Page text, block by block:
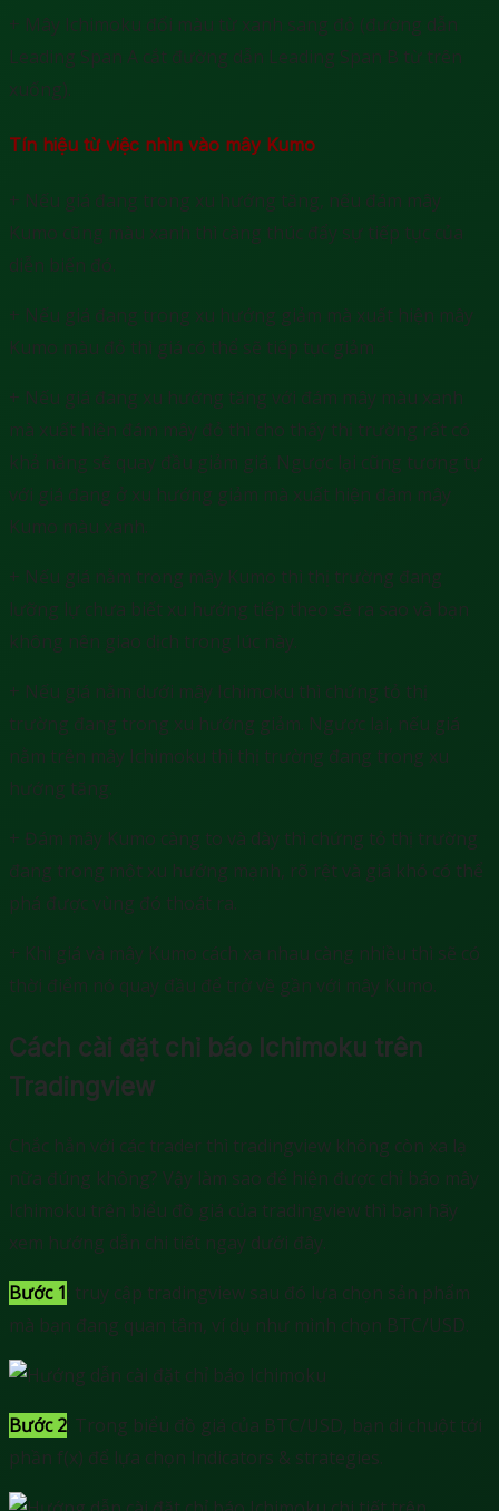
+ Mây Ichimoku đổi màu từ xanh sang đỏ (đường dẫn
Leading Span A cắt đường dẫn Leading Span B từ trên
xuống).
Tín hiệu từ việc nhìn vào mây Kumo
+ Nếu giá đang trong xu hướng tăng, nếu đám mây
Kumo cũng màu xanh thì càng thúc đẩy sự tiếp tục của
diễn biến đó.
+ Nếu giá đang trong xu hướng giảm mà xuất hiện mây
Kumo màu đỏ thì giá có thể sẽ tiếp tục giảm
+ Nếu giá đang xu hướng tăng với đám mây màu xanh
mà xuất hiện đám mây đỏ thì cho thấy thị trường rất có
khả năng sẽ quay đầu giảm giá. Ngược lại cũng tương tự
với giá đang ở xu hướng giảm mà xuất hiện đám mây
Kumo màu xanh.
+ Nếu giá nằm trong mây Kumo thì thị trường đang
lưỡng lự chưa biết xu hướng tiếp theo sẽ ra sao và bạn
không nên giao dịch trong lúc này.
+ Nếu giá nằm dưới mây Ichimoku thì chứng tỏ thị
trường đang trong xu hướng giảm. Ngược lại, nếu giá
nằm trên mây Ichimoku thì thị trường đang trong xu
hướng tăng.
+ Đám mây Kumo càng to và dày thì chứng tỏ thị trường
đang trong một xu hướng mạnh, rõ rệt và giá khó có thể
phá được vùng đó thoát ra.
+ Khi giá và mây Kumo cách xa nhau càng nhiều thì sẽ có
thời điểm nó quay đầu để trở về gần với mây Kumo.
Cách cài đặt chỉ báo Ichimoku trên
Tradingview
Chắc hẳn với các trader thì tradingview không còn xa lạ
nữa đúng không? Vậy làm sao để hiện được chỉ báo mây
Ichimoku trên biểu đồ giá của tradingview thì bạn hãy
xem hướng dẫn chi tiết ngay dưới đây.
Bước 1: truy cập tradingview sau đó lựa chọn sản phẩm
mà bạn đang quan tâm, ví dụ như mình chọn BTC/USD.
Bước 2: Trong biểu đồ giá của BTC/USD, bạn di chuột tới
phần f(x) để lựa chọn Indicators & strategies.